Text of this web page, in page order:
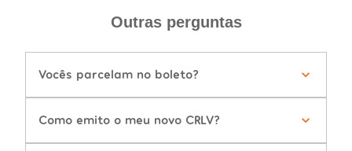
Outras perguntas
Vocês parcelam no boleto?
Como emito o meu novo CRLV?